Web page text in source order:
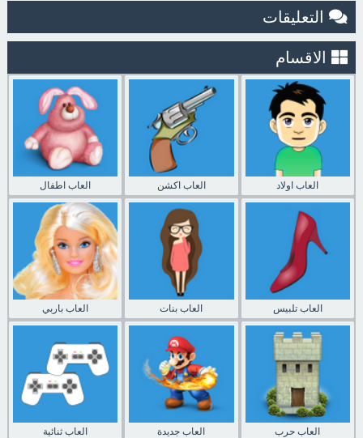
التعليقات
الاقسام
العاب اطفال العاب اكشن العاب اولاد
العاب باربي العاب بنات العاب تلبيس
العاب ثنائية العاب جديدة العاب حرب